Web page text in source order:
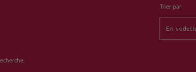
Trier par